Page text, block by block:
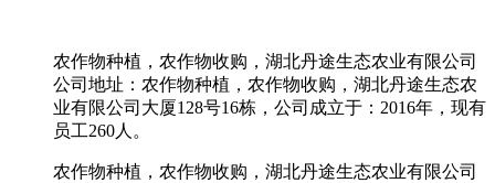
农作物种植，农作物收购，湖北丹途生态农业有限公司
公司地址：农作物种植，农作物收购，湖北丹途生态农
业有限公司大厦128号16栋，公司成立于：2016年，现有
员工260人。
农作物种植，农作物收购，湖北丹途生态农业有限公司